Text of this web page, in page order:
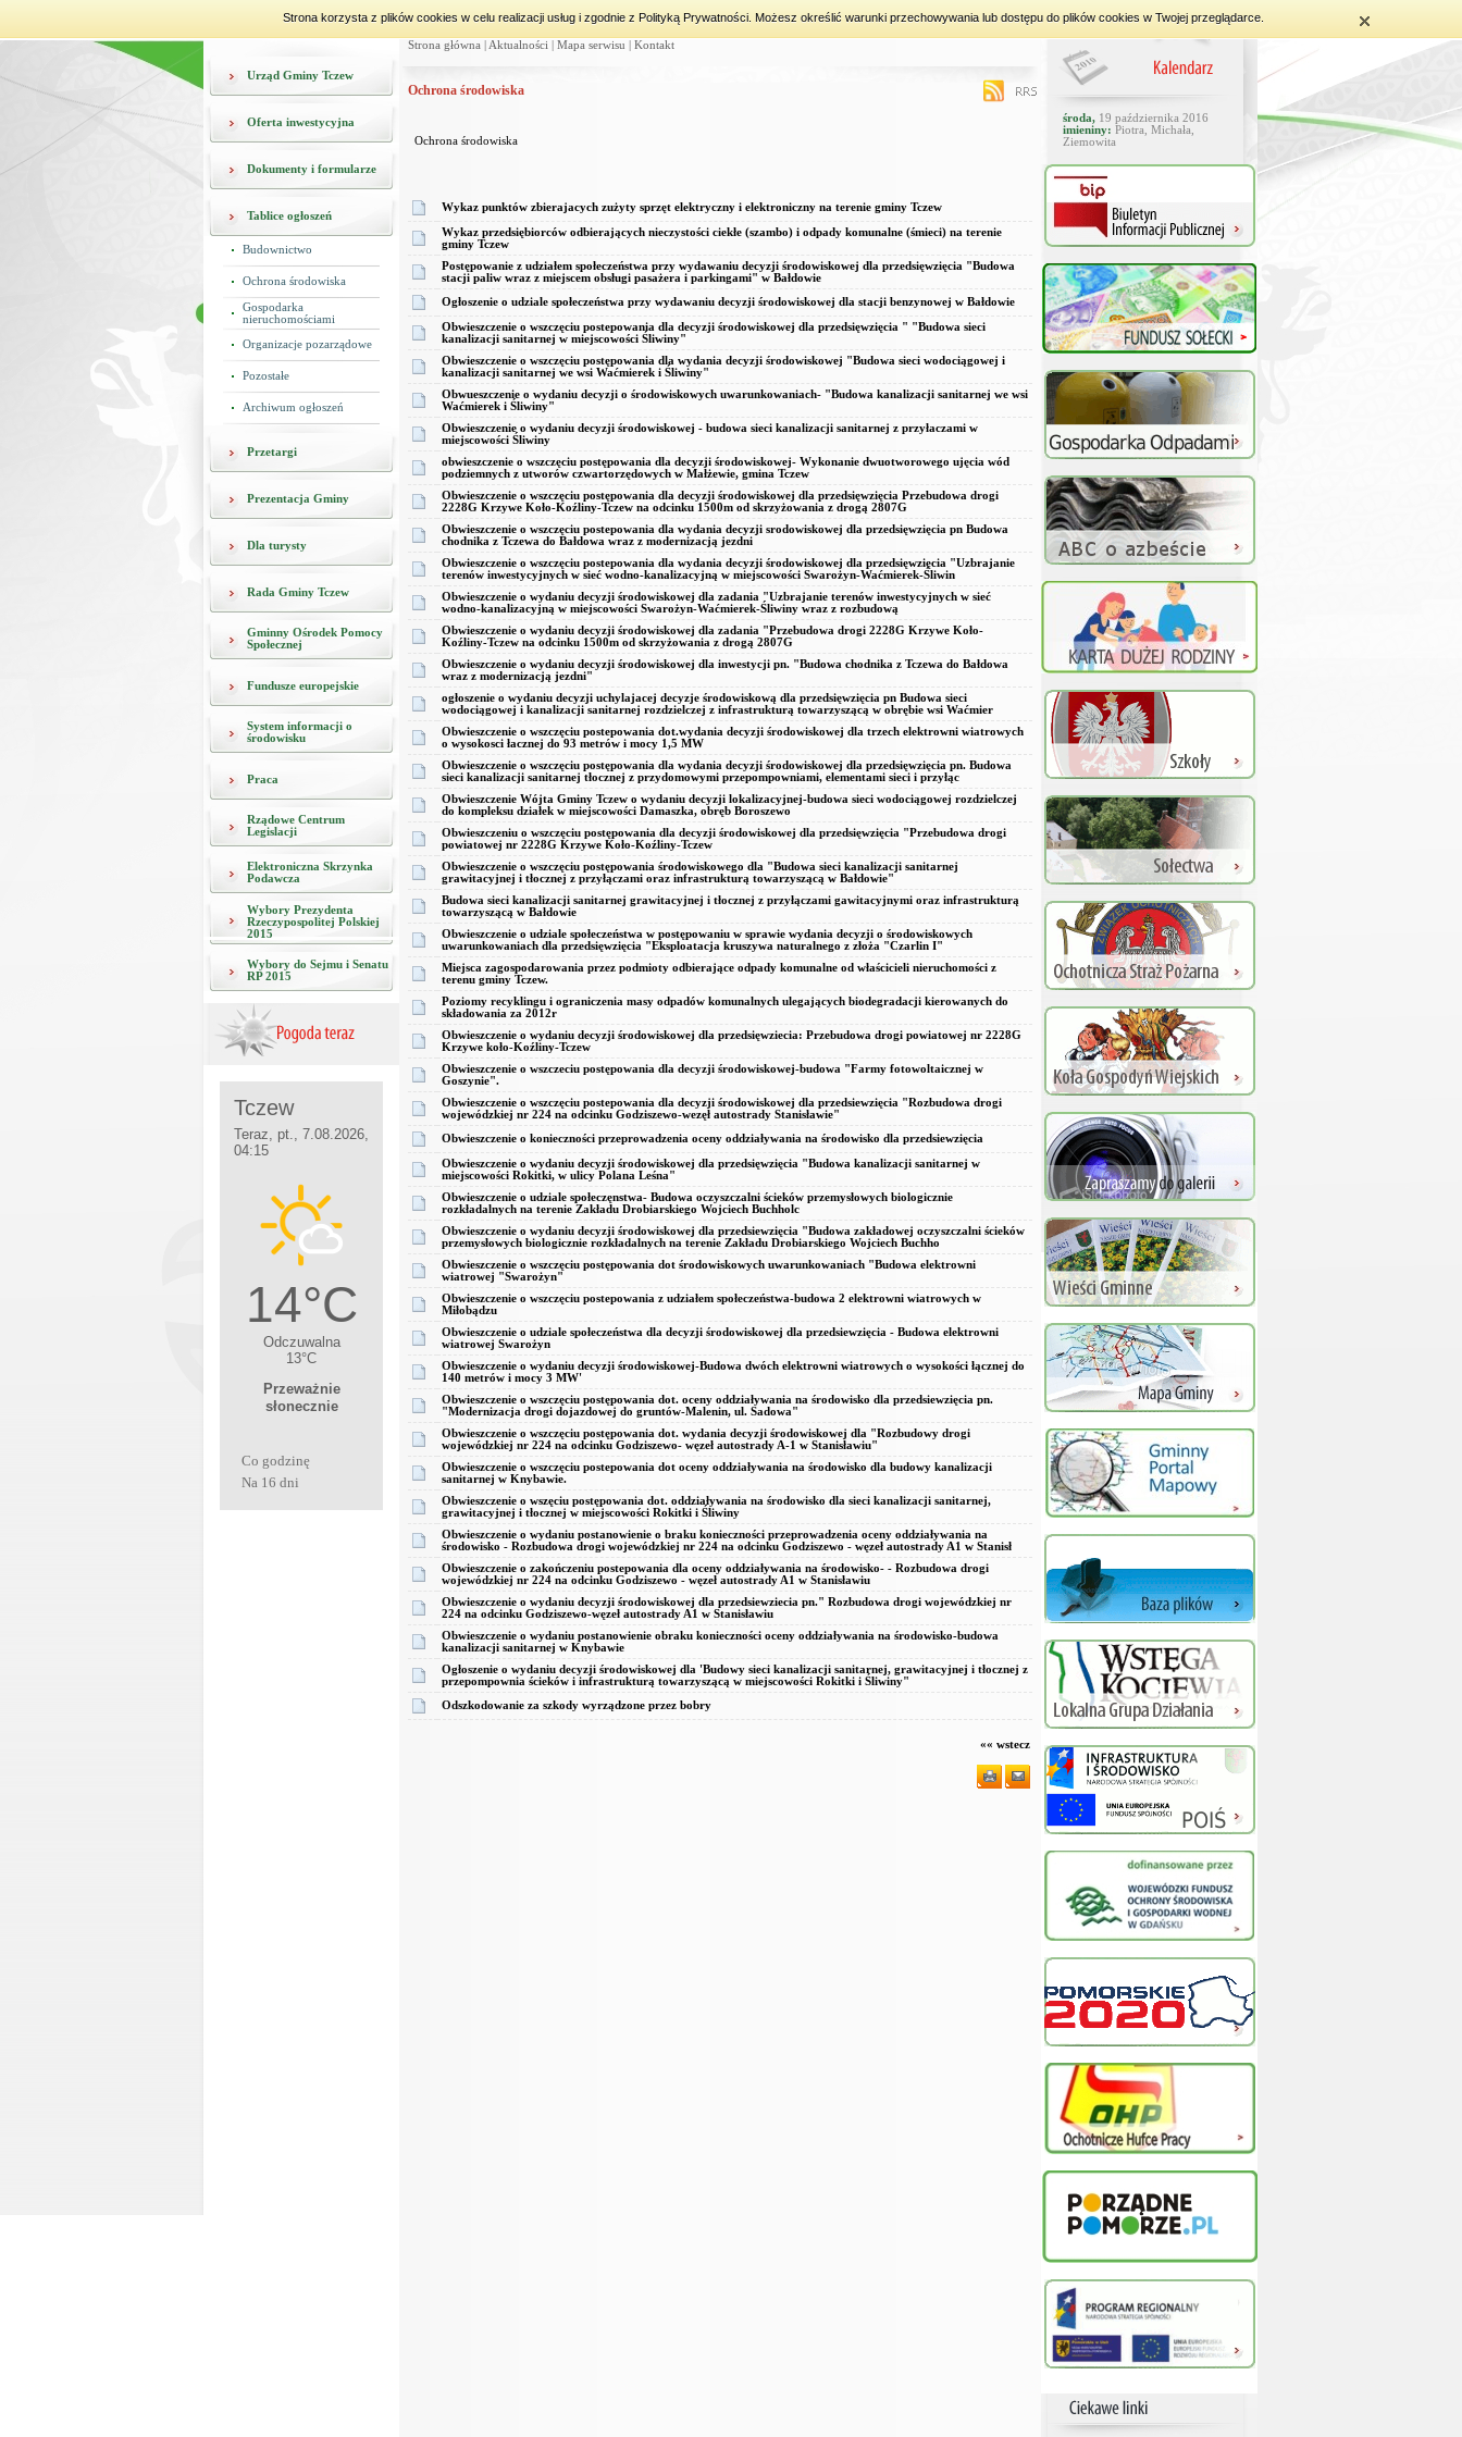
Strona korzysta z plików cookies w celu realizacji usług i zgodnie z Polityką Prywatności. Możesz określić warunki przechowywania lub dostępu do plików cookies w Twojej przeglądarce.
Urząd Gminy Tczew
Oferta inwestycyjna
Dokumenty i formularze
Tablice ogłoszeń
Budownictwo
Ochrona środowiska
Gospodarka
nieruchomościami
Organizacje pozarządowe
Pozostałe
Archiwum ogłoszeń
Przetargi
Prezentacja Gminy
Dla turysty
Rada Gminy Tczew
Gminny Ośrodek Pomocy
Społecznej
Fundusze europejskie
System informacji o
środowisku
Praca
Rządowe Centrum
Legislacji
Elektroniczna Skrzynka
Podawcza
Wybory Prezydenta
Rzeczypospolitej Polskiej
2015
Wybory do Sejmu i Senatu
RP 2015
Co godzinę
Na 16 dni
Strona główna Aktualności Mapa serwisu Kontakt
Ochrona środowiska
Ochrona środowiska
Wykaz punktów zbierajacych zużyty sprzęt elektryczny i elektroniczny na terenie gminy Tczew
Wykaz przedsiębiorców odbierających nieczystości ciekłe (szambo) i odpady komunalne (śmieci) na terenie
gminy Tczew
Postępowanie z udziałem społeczeństwa przy wydawaniu decyzji środowiskowej dla przedsięwzięcia "Budowa
stacji paliw wraz z miejscem obsługi pasażera i parkingami" w Bałdowie
Ogłoszenie o udziale społeczeństwa przy wydawaniu decyzji środowiskowej dla stacji benzynowej w Bałdowie
Obwieszczenie o wszczęciu postepowania dla decyzji środowiskowej dla przedsięwzięcia " "Budowa sieci
kanalizacji sanitarnej w miejscowości Śliwiny"
Obwieszczenie o wszczęciu postępowania dla wydania decyzji środowiskowej "Budowa sieci wodociągowej i
kanalizacji sanitarnej we wsi Waćmierek i Śliwiny"
Obwueszczenie o wydaniu decyzji o środowiskowych uwarunkowaniach- "Budowa kanalizacji sanitarnej we wsi
Waćmierek i Śliwiny"
Obwieszczenie o wydaniu decyzji środowiskowej - budowa sieci kanalizacji sanitarnej z przyłaczami w
miejscowości Śliwiny
obwieszczenie o wszczęciu postępowania dla decyzji środowiskowej- Wykonanie dwuotworowego ujęcia wód
podziemnych z utworów czwartorzędowych w Małżewie, gmina Tczew
Obwieszczenie o wszczęciu postępowania dla decyzji środowiskowej dla przedsięwzięcia Przebudowa drogi
2228G Krzywe Koło-Koźliny-Tczew na odcinku 1500m od skrzyżowania z drogą 2807G
Obwieszczenie o wszczęciu postepowania dla wydania decyzji srodowiskowej dla przedsięwzięcia pn Budowa
chodnika z Tczewa do Bałdowa wraz z modernizacją jezdni
Obwieszczenie o wszczęciu postepowania dla wydania decyzji środowiskowej dla przedsięwzięcia "Uzbrajanie
terenów inwestycyjnych w sieć wodno-kanalizacyjną w miejscowości Swarożyn-Waćmierek-Śliwin
Obwieszczenie o wydaniu decyzji środowiskowej dla zadania "Uzbrajanie terenów inwestycyjnych w sieć
wodno-kanalizacyjną w miejscowości Swarożyn-Waćmierek-Śliwiny wraz z rozbudową
Obwieszczenie o wydaniu decyzji środowiskowej dla zadania "Przebudowa drogi 2228G Krzywe Koło-
Koźliny-Tczew na odcinku 1500m od skrzyżowania z drogą 2807G
Obwieszczenie o wydaniu decyzji środowiskowej dla inwestycji pn. "Budowa chodnika z Tczewa do Bałdowa
wraz z modernizacją jezdni"
ogłoszenie o wydaniu decyzji uchylajacej decyzje środowiskową dla przedsięwzięcia pn Budowa sieci
wodociągowej i kanalizacji sanitarnej rozdzielczej z infrastrukturą towarzyszącą w obrębie wsi Waćmier
Obwieszczenie o wszczęciu postepowania dot.wydania decyzji środowiskowej dla trzech elektrowni wiatrowych
o wysokosci łacznej do 93 metrów i mocy 1,5 MW
Obwieszczenie o wszczęciu postępowania dla wydania decyzji środowiskowej dla przedsięwzięcia pn. Budowa
sieci kanalizacji sanitarnej tłocznej z przydomowymi przepompowniami, elementami sieci i przyłąc
Obwieszczenie Wójta Gminy Tczew o wydaniu decyzji lokalizacyjnej-budowa sieci wodociągowej rozdzielczej
do kompleksu działek w miejscowości Damaszka, obręb Boroszewo
Obwieszczeniu o wszczęciu postępowania dla decyzji środowiskowej dla przedsięwzięcia "Przebudowa drogi
powiatowej nr 2228G Krzywe Koło-Koźliny-Tczew
Obwieszczenie o wszczęciu postępowania środowiskowego dla "Budowa sieci kanalizacji sanitarnej
grawitacyjnej i tłocznej z przyłączami oraz infrastrukturą towarzyszącą w Bałdowie"
Budowa sieci kanalizacji sanitarnej grawitacyjnej i tłocznej z przyłączami gawitacyjnymi oraz infrastrukturą
towarzyszącą w Bałdowie
Obwieszczenie o udziale społeczeństwa w postępowaniu w sprawie wydania decyzji o środowiskowych
uwarunkowaniach dla przedsięwzięcia "Eksploatacja kruszywa naturalnego z złoża "Czarlin I"
Miejsca zagospodarowania przez podmioty odbierające odpady komunalne od właścicieli nieruchomości z
terenu gminy Tczew.
Poziomy recyklingu i ograniczenia masy odpadów komunalnych ulegających biodegradacji kierowanych do
składowania za 2012r
Obwieszczenie o wydaniu decyzji środowiskowej dla przedsięwziecia: Przebudowa drogi powiatowej nr 2228G
Krzywe koło-Koźliny-Tczew
Obwieszczenie o wszczeciu postępowania dla decyzji środowiskowej-budowa "Farmy fotowoltaicznej w
Goszynie".
Obwieszczenie o wszczęciu postepowania dla decyzji środowiskowej dla przedsiewzięcia "Rozbudowa drogi
wojewódzkiej nr 224 na odcinku Godziszewo-wezęł autostrady Stanisławie"
Obwieszczenie o konieczności przeprowadzenia oceny oddziaływania na środowisko dla przedsiewzięcia
Obwieszczenie o wydaniu decyzji środowiskowej dla przedsięwzięcia "Budowa kanalizacji sanitarnej w
miejscowości Rokitki, w ulicy Polana Leśna"
Obwieszczenie o udziale społeczęnstwa- Budowa oczyszczalni ścieków przemysłowych biologicznie
rozkładalnych na terenie Zakładu Drobiarskiego Wojciech Buchholc
Obwieszczenie o wydaniu decyzji środowiskowej dla przedsiewzięcia "Budowa zakładowej oczyszczalni ścieków
przemysłowych biologicznie rozkładalnych na terenie Zakładu Drobiarskiego Wojciech Buchho
Obwieszczenie o wszczęciu postępowania dot środowiskowych uwarunkowaniach "Budowa elektrowni
wiatrowej "Swarożyn"
Obwieszczenie o wszczęciu postepowania z udziałem społeczeństwa-budowa 2 elektrowni wiatrowych w
Miłobądzu
Obwieszczenie o udziale społeczeństwa dla decyzji środowiskowej dla przedsiewzięcia - Budowa elektrowni
wiatrowej Swarożyn
Obwieszczenie o wydaniu decyzji środowiskowej-Budowa dwóch elektrowni wiatrowych o wysokości łącznej do
140 metrów i mocy 3 MW'
Obwieszczenie o wszczęciu postępowania dot. oceny oddziaływania na środowisko dla przedsiewzięcia pn.
"Modernizacja drogi dojazdowej do gruntów-Malenin, ul. Sadowa"
Obwieszczenie o wszczęciu postępowania dot. wydania decyzji środowiskowej dla "Rozbudowy drogi
wojewódzkiej nr 224 na odcinku Godziszewo- węzeł autostrady A-1 w Stanisławiu"
Obwieszczenie o wszczęciu postepowania dot oceny oddziaływania na środowisko dla budowy kanalizacji
sanitarnej w Knybawie.
Obwieszczenie o wszęciu postępowania dot. oddziaływania na środowisko dla sieci kanalizacji sanitarnej,
grawitacyjnej i tłocznej w miejscowości Rokitki i Śliwiny
Obwieszczenie o wydaniu postanowienie o braku konieczności przeprowadzenia oceny oddziaływania na
środowisko - Rozbudowa drogi wojewódzkiej nr 224 na odcinku Godziszewo - węzeł autostrady A1 w Stanisł
Obwieszczenie o zakończeniu postepowania dla oceny oddziaływania na środowisko- - Rozbudowa drogi
wojewódzkiej nr 224 na odcinku Godziszewo - węzeł autostrady A1 w Stanisławiu
Obwieszczenie o wydaniu decyzji środowiskowej dla przedsiewziecia pn." Rozbudowa drogi wojewódzkiej nr
224 na odcinku Godziszewo-węzeł autostrady A1 w Stanisławiu
Obwieszczenie o wydaniu postanowienie obraku konieczności oceny oddziaływania na środowisko-budowa
kanalizacji sanitarnej w Knybawie
Ogłoszenie o wydaniu decyzji środowiskowej dla 'Budowy sieci kanalizacji sanitarnej, grawitacyjnej i tłocznej z
przepompownia ścieków i infrastrukturą towarzyszącą w miejscowości Rokitki i Śliwiny"
Odszkodowanie za szkody wyrządzone przez bobry
«« wstecz
środa, 19 października 2016
imieniny: Piotra, Michała,
Ziemowita